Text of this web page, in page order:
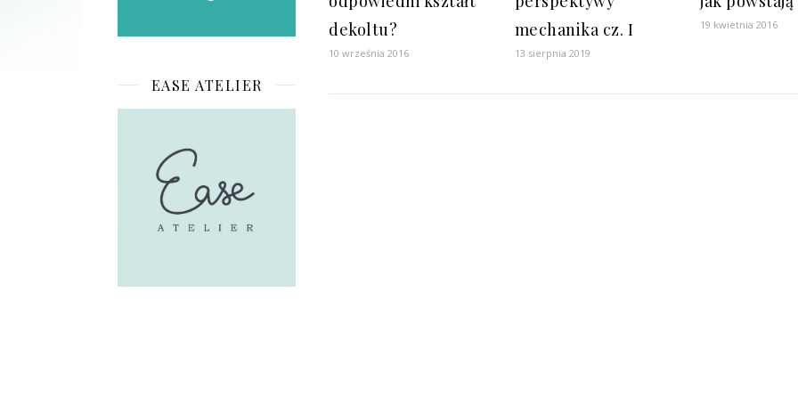
EASE ATELIER
dekoltu?
10 września 2016
mechanika cz. I
13 sierpnia 2019
19 kwietnia 2016